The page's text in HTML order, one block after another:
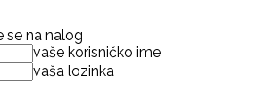
se na nalog
vaše korisničko ime
vaša lozinka